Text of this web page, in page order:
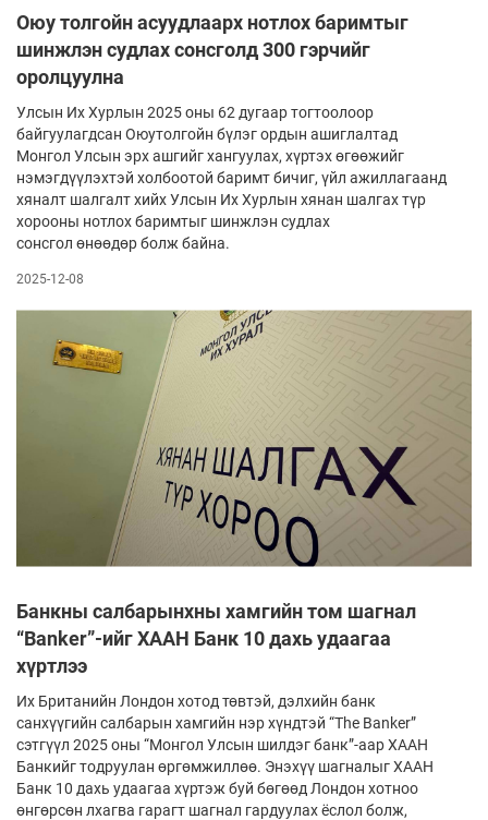
Оюу толгойн асуудлаарх нотлох баримтыг
шинжлэн судлах сонсголд 300 гэрчийг
оролцуулна
Улсын Их Хурлын 2025 оны 62 дугаар тогтоолоор
байгуулагдсан Оюутолгойн бүлэг ордын ашиглалтад
Монгол Улсын эрх ашгийг хангуулах, хүртэх өгөөжийг
нэмэгдүүлэхтэй холбоотой баримт бичиг, үйл ажиллагаанд
хяналт шалгалт хийх Улсын Их Хурлын хянан шалгах түр
хорооны нотлох баримтыг шинжлэн судлах
сонсгол өнөөдөр болж байна.
2025-12-08
Банкны салбарынхны хамгийн том шагнал
“Banker”-ийг ХААН Банк 10 дахь удаагаа
хүртлээ
Их Британийн Лондон хотод төвтэй, дэлхийн банк
санхүүгийн салбарын хамгийн нэр хүндтэй “The Banker”
сэтгүүл 2025 оны “Монгол Улсын шилдэг банк”-аар ХААН
Банкийг тодруулан өргөмжиллөө. Энэхүү шагналыг ХААН
Банк 10 дахь удаагаа хүртэж буй бөгөөд Лондон хотноо
өнгөрсөн лхагва гарагт шагнал гардуулах ёслол болж,